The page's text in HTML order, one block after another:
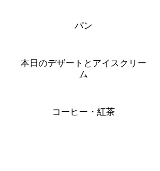
パン
本日のデザートとアイスクリー
ム
コーヒー・紅茶